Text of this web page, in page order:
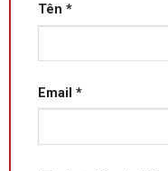
Tên *
Email *